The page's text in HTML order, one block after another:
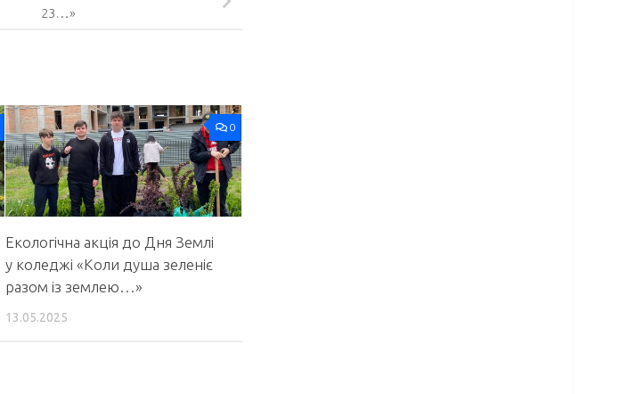
23…»
0
Екологічна акція до Дня Землі
у коледжі «Коли душа зеленіє
разом із землею…»
13.05.2025